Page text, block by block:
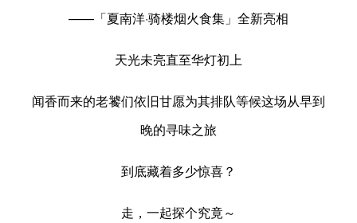
——「夏南洋·骑楼烟火食集」全新亮相
天光未亮直至华灯初上
闻香而来的老饕们依旧甘愿为其排队等候这场从早到
晚的寻味之旅
到底藏着多少惊喜？
走，一起探个究竟～